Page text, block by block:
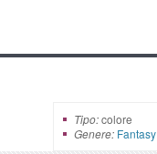
Tipo:colore
Genere: Fantasy